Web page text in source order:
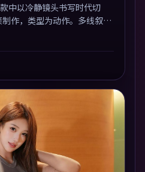
中以冷静镜头书写时代切
作，类型为动作。多线叙事
行，适合喜欢细读表演的影
城市夜景与内心戏互为镜